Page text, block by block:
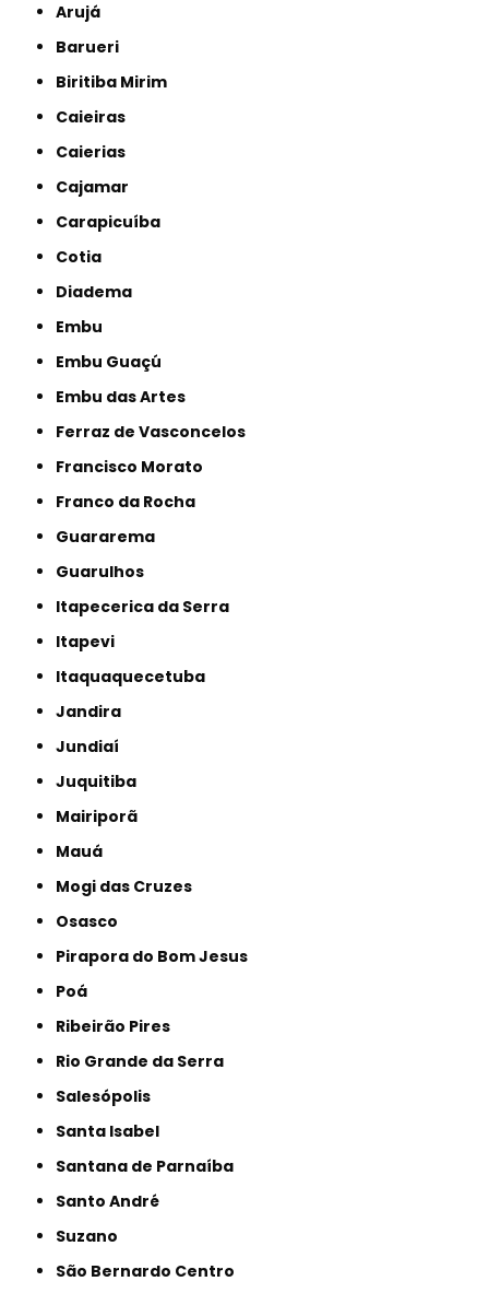
Arujá
Barueri
Biritiba Mirim
Caieiras
Caierias
Cajamar
Carapicuíba
Cotia
Diadema
Embu
Embu Guaçú
Embu das Artes
Ferraz de Vasconcelos
Francisco Morato
Franco da Rocha
Guararema
Guarulhos
Itapecerica da Serra
Itapevi
Itaquaquecetuba
Jandira
Jundiaí
Juquitiba
Mairiporã
Mauá
Mogi das Cruzes
Osasco
Pirapora do Bom Jesus
Poá
Ribeirão Pires
Rio Grande da Serra
Salesópolis
Santa Isabel
Santana de Parnaíba
Santo André
Suzano
São Bernardo Centro